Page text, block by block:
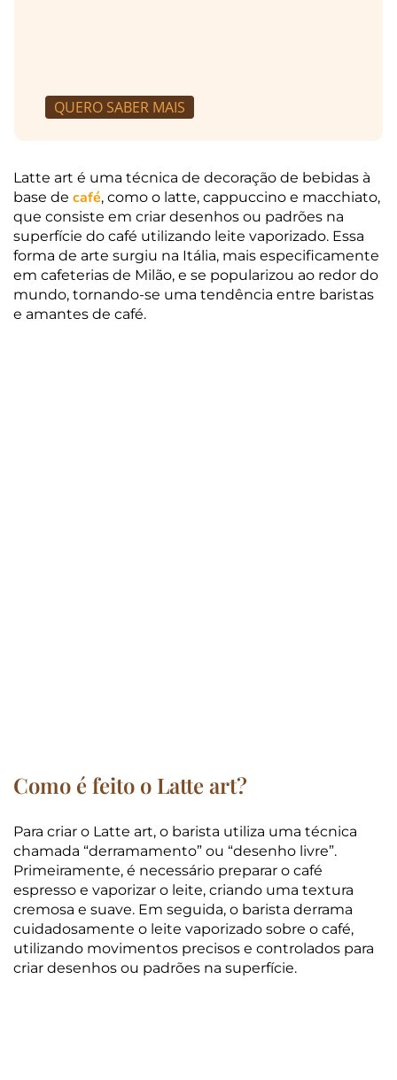
QUERO SABER MAIS
Latte art é uma técnica de decoração de bebidas à
base de café, como o latte, cappuccino e macchiato,
que consiste em criar desenhos ou padrões na
superfície do café utilizando leite vaporizado. Essa
forma de arte surgiu na Itália, mais especificamente
em cafeterias de Milão, e se popularizou ao redor do
mundo, tornando-se uma tendência entre baristas
e amantes de café.
Como é feito o Latte art?
Para criar o Latte art, o barista utiliza uma técnica
chamada “derramamento” ou “desenho livre”.
Primeiramente, é necessário preparar o café
espresso e vaporizar o leite, criando uma textura
cremosa e suave. Em seguida, o barista derrama
cuidadosamente o leite vaporizado sobre o café,
utilizando movimentos precisos e controlados para
criar desenhos ou padrões na superfície.